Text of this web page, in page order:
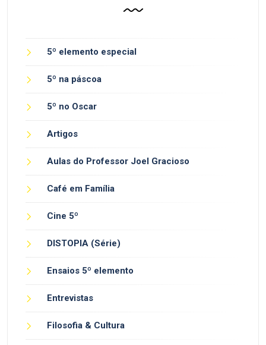
5º elemento especial
5º na páscoa
5º no Oscar
Artigos
Aulas do Professor Joel Gracioso
Café em Família
Cine 5º
DISTOPIA (Série)
Ensaios 5º elemento
Entrevistas
Filosofia & Cultura